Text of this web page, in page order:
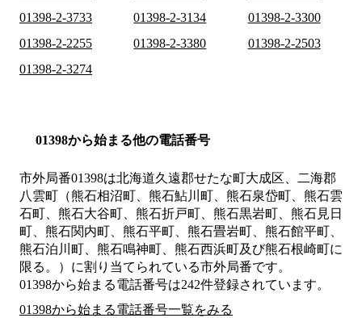
01398-2-3733
01398-2-3134
01398-2-3300
01398-2-2255
01398-2-3380
01398-2-2503
01398-2-3274
01398から始まる他の電話番号
市外局番01398は北海道久遠郡せたな町大成区、二海郡
八雲町（熊石相沼町、熊石鮎川町、熊石泉岱町、熊石雲
石町、熊石大谷町、熊石折戸町、熊石黒岩町、熊石見日
町、熊石関内町、熊石平町、熊石畳岩町、熊石館平町、
熊石泊川町、熊石鳴神町、熊石西浜町及び熊石根崎町に
限る。） に割り当てられている市外局番です。
01398から始まる電話番号は242件登録されています。
01398から始まる電話番号一覧をみる